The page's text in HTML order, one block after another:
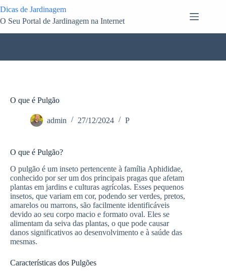
para
o
Dicas de Jardinagem
O Seu Portal de Jardinagem na Internet
O que é Pulgão
admin 27/12/2024 P
O que é Pulgão?
O pulgão é um inseto pertencente à família Aphididae,
conhecido por ser um dos principais pragas que afetam
plantas em jardins e culturas agrícolas. Esses pequenos
insetos, que variam em cor, podendo ser verdes, pretos,
amarelos ou marrons, são facilmente identificáveis
devido ao seu corpo macio e formato oval. Eles se
alimentam da seiva das plantas, o que pode causar
danos significativos ao desenvolvimento e à saúde das
mesmas.
Características dos Pulgões